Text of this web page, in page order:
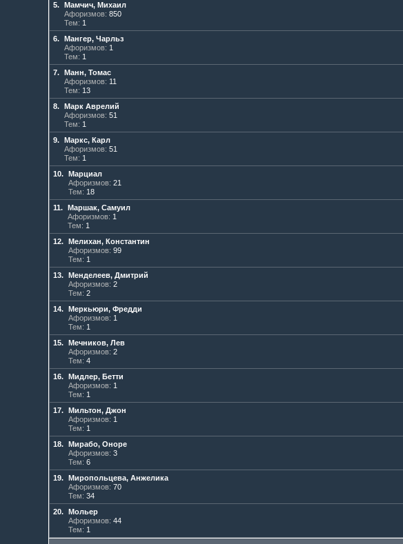
5. Мамчич, Михаил
Афоризмов: 850
Тем: 1
6. Мангер, Чарльз
Афоризмов: 1
Тем: 1
7. Манн, Томас
Афоризмов: 11
Тем: 13
8. Марк Аврелий
Афоризмов: 51
Тем: 1
9. Маркс, Карл
Афоризмов: 51
Тем: 1
10. Марциал
Афоризмов: 21
Тем: 18
11. Маршак, Самуил
Афоризмов: 1
Тем: 1
12. Мелихан, Константин
Афоризмов: 99
Тем: 1
13. Менделеев, Дмитрий
Афоризмов: 2
Тем: 2
14. Меркьюри, Фредди
Афоризмов: 1
Тем: 1
15. Мечников, Лев
Афоризмов: 2
Тем: 4
16. Мидлер, Бетти
Афоризмов: 1
Тем: 1
17. Мильтон, Джон
Афоризмов: 1
Тем: 1
18. Мирабо, Оноре
Афоризмов: 3
Тем: 6
19. Миропольцева, Анжелика
Афоризмов: 70
Тем: 34
20. Мольер
Афоризмов: 44
Тем: 1